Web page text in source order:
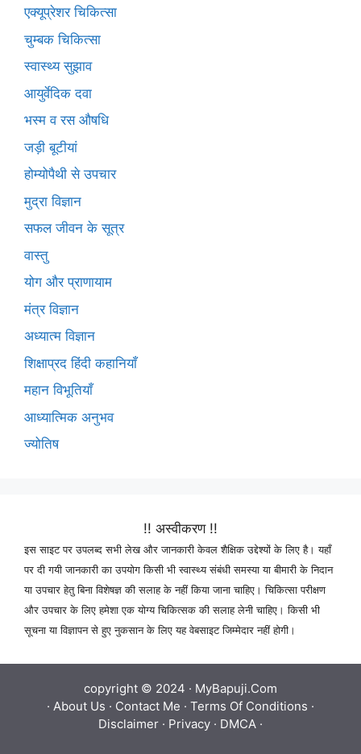
एक्यूप्रेशर चिकित्सा
चुम्बक चिकित्सा
स्वास्थ्य सुझाव
आयुर्वेदिक दवा
भस्म व रस औषधि
जड़ी बूटीयां
होम्योपैथी से उपचार
मुद्रा विज्ञान
सफल जीवन के सूत्र
वास्तु
योग और प्राणायाम
मंत्र विज्ञान
अध्यात्म विज्ञान
शिक्षाप्रद हिंदी कहानियाँ
महान विभूतियाँ
आध्यात्मिक अनुभव
ज्योतिष
!! अस्वीकरण !!
इस साइट पर उपलब्द सभी लेख और जानकारी केवल शैक्षिक उद्देश्यों के लिए है। यहाँ
पर दी गयी जानकारी का उपयोग किसी भी स्वास्थ्य संबंधी समस्या या बीमारी के निदान
या उपचार हेतु बिना विशेषज्ञ की सलाह के नहीं किया जाना चाहिए। चिकित्सा परीक्षण
और उपचार के लिए हमेशा एक योग्य चिकित्सक की सलाह लेनी चाहिए। किसी भी
सूचना या विज्ञापन से हुए नुकसान के लिए यह वेबसाइट जिम्मेदार नहीं होगी।
copyright © 2024 · MyBapuji.Com
· About Us · Contact Me · Terms Of Conditions ·
Disclaimer · Privacy · DMCA ·